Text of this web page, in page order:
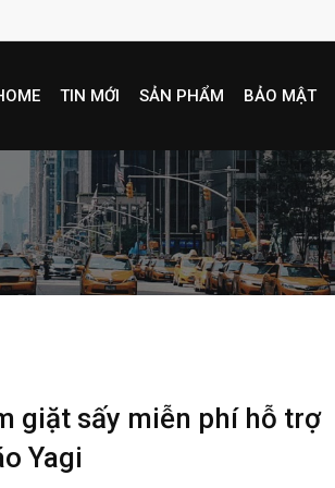
TIN MỚI SẢN PHẨM BẢO MẬT
giặt sấy miễn phí hỗ trợ
Yagi